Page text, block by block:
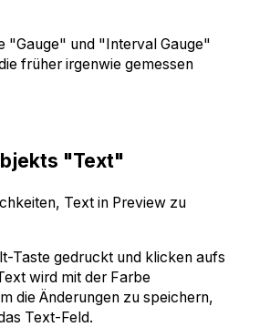
"Gauge" und "Interval Gauge"
früher irgenwie gemessen
"Text"
Text in Preview zu
Taste gedruckt und klicken aufs
wird mit der Farbe
die Änderungen zu speichern,
Text-Feld.